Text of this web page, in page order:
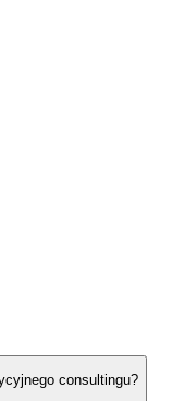
consultingu?